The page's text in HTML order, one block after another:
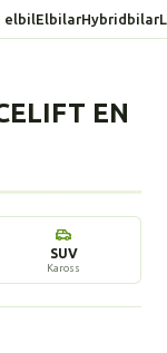
elbilElbilarHybridbilar
EN
SUV
Kaross